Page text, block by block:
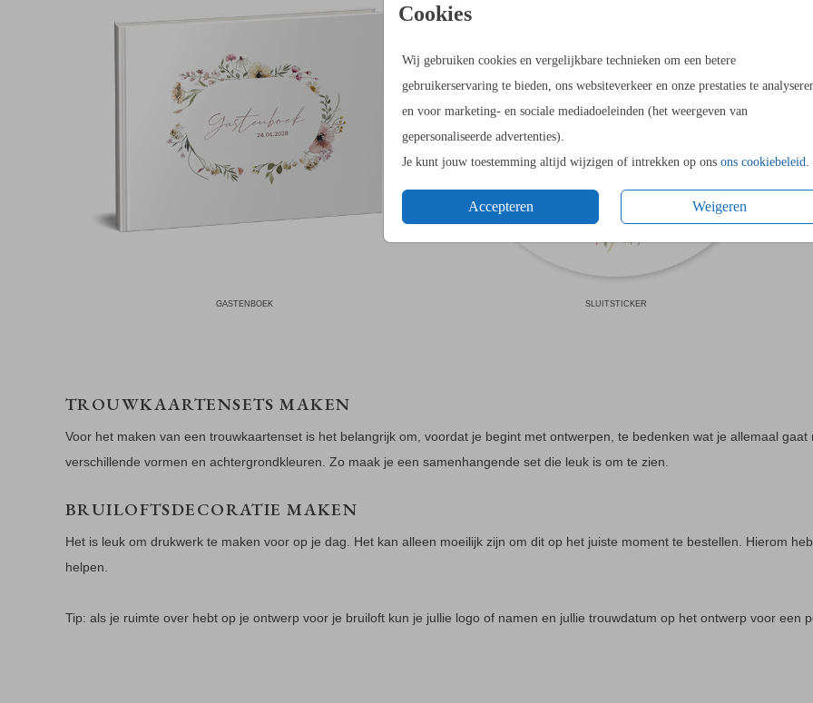
Cookies
Wij gebruiken cookies en vergelijkbare technieken om een betere
gebruikerservaring te bieden, ons websiteverkeer en onze prestaties te
en voor marketing- en sociale mediadoeleinden (het weergeven van
gepersonaliseerde advertenties).
Je kunt jouw toestemming altijd wijzigen of intrekken op ons ons cookiebeleid.
Accepteren Weigeren
GASTENBOEK SLUITSTICKER
TROUWKAARTENSETS MAKEN
Voor het maken van een trouwkaartenset is het belangrijk om, voordat je begint met ontwerpen, te bedenken wat je allemaal
verschillende vormen en achtergrondkleuren. Zo maak je een samenhangende set die leuk is om te zien.
BRUILOFTSDECORATIE MAKEN
Het is leuk om drukwerk te maken voor op je dag. Het kan alleen moeilijk zijn om dit op het juiste moment te bestellen. Hierom
helpen.
Tip: als je ruimte over hebt op je ontwerp voor je bruiloft kun je jullie logo of namen en jullie trouwdatum op het ontwerp voor een